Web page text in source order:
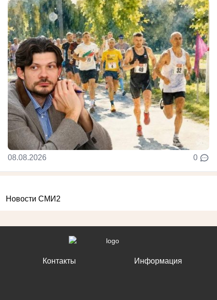
08.08.2026 0
Новости СМИ2
Контакты Информация